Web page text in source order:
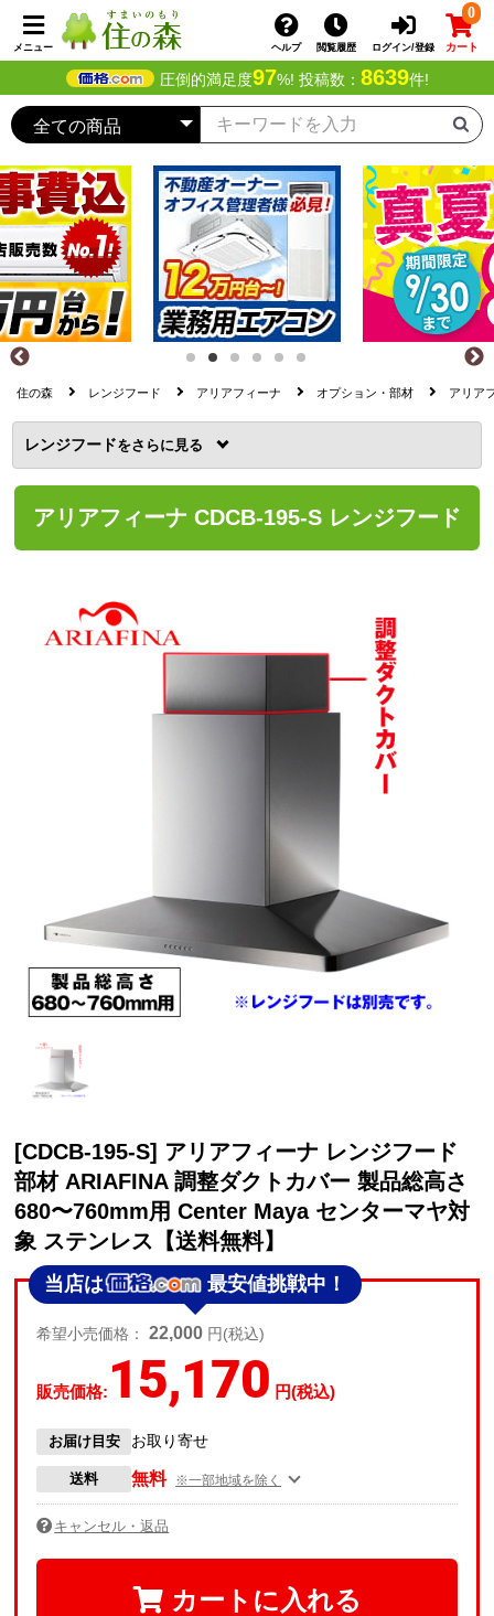
メニュー ヘルプ 閲覧履歴 ログイン/登録
0
カート
圧倒的満足度97%! 投稿数： 8639件!
住の森 レンジフード アリアフィーナ オプション・部材 アリア
レンジフードを
アリアフィーナ CDCB-195-S レンジフード
[CDCB-195-S] アリアフィーナ レンジフード
部材 ARIAFINA 調整ダクトカバー 製品総高さ
680〜760mm用 Center Maya センターマヤ対
象 ステンレス【送料無料】
当店は 最安値挑戦中！
希望小売価格：22,000 円(税込)
販売価格: 15,170 円(税込)
お届け目安 お取り寄せ
送料 無料 ※一部地域を除く
キャンセル・返品
カートに入れる